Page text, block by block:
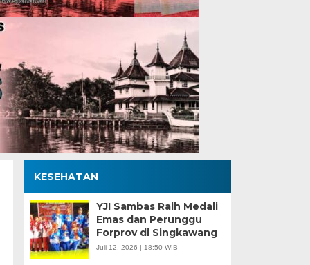
KESEHATAN
YJI Sambas Raih Medali
Emas dan Perunggu
Forprov di Singkawang
Juli 12, 2026 | 18:50 WIB